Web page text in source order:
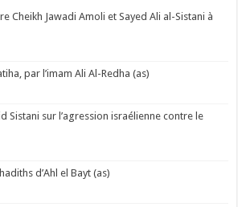
Cheikh Jawadi Amoli et Sayed Ali al-Sistani à
par l’imam Ali Al-Redha (as)
Sistani sur l’agression israélienne contre le
d’Ahl el Bayt (as)